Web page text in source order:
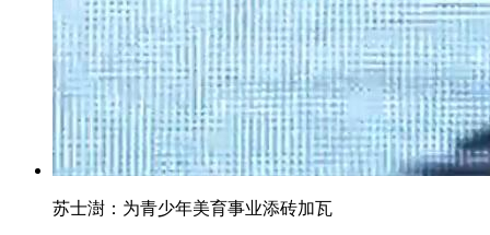
苏士澍：为青少年美育事业添砖加瓦